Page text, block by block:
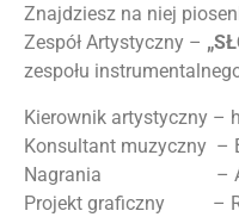
Znajdziesz na niej
Zespół Artystyczny –
zespołu
Kierownik artystyczny –
Konsultant muzyczny –
Nagrania –
Projekt graficzny –